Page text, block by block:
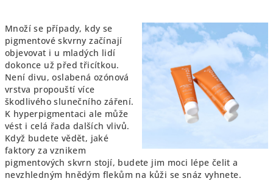
Množí se případy, kdy se
pigmentové skvrny začínají
objevovat i u mladých lidí
dokonce už před třicítkou.
Není divu, oslabená ozónová
vrstva propouští více
škodlivého slunečního záření.
K hyperpigmentaci ale může
vést i celá řada dalších vlivů.
Když budete vědět, jaké
faktory za vznikem
pigmentových skvrn stojí, budete jim moci lépe čelit a
nevzhledným hnědým flekům na kůži se snáz vyhnete.